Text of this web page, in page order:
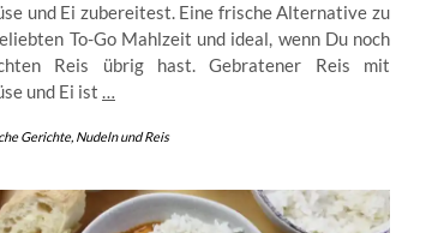
und Ei zubereitest. Eine frische Alternative zu
To-Go Mahlzeit und ideal, wenn Du noch
Reis übrig hast. Gebratener Reis mit
und Ei ist …
Gerichte, Nudeln und Reis